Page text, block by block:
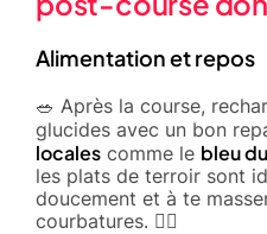
Alimentation et repos
🥗 Après la course,
glucides avec un bon
locales comme le bleu
les plats de terroir sont
doucement et à te
courbatures. 🧘‍♂️